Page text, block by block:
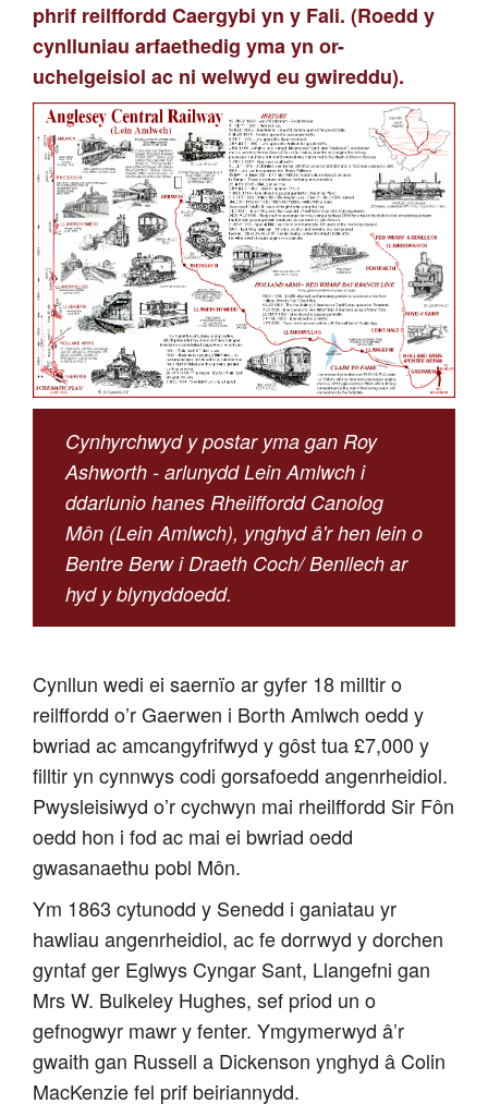
phrif reilffordd Caergybi yn y Fali. (Roedd y
cynlluniau arfaethedig yma yn or-
uchelgeisiol ac ni welwyd eu gwireddu).
Cynhyrchwyd y postar yma gan Roy
Ashworth - arlunydd Lein Amlwch i
ddarlunio hanes Rheilffordd Canolog
Môn (Lein Amlwch), ynghyd â'r hen lein o
Bentre Berw i Draeth Coch/ Benllech ar
hyd y blynyddoedd.
Cynllun wedi ei saernïo ar gyfer 18 milltir o
reilffordd o’r Gaerwen i Borth Amlwch oedd y
bwriad ac amcangyfrifwyd y gôst tua £7,000 y
filltir yn cynnwys codi gorsafoedd angenrheidiol.
Pwysleisiwyd o’r cychwyn mai rheilffordd Sir Fôn
oedd hon i fod ac mai ei bwriad oedd
gwasanaethu pobl Môn.
Ym 1863 cytunodd y Senedd i ganiatau yr
hawliau angenrheidiol, ac fe dorrwyd y dorchen
gyntaf ger Eglwys Cyngar Sant, Llangefni gan
Mrs W. Bulkeley Hughes, sef priod un o
gefnogwyr mawr y fenter. Ymgymerwyd â’r
gwaith gan Russell a Dickenson ynghyd â Colin
MacKenzie fel prif beiriannydd.